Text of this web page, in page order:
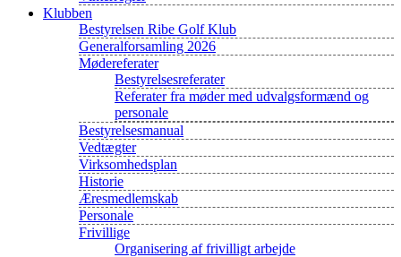
Klubben
Bestyrelsen Ribe Golf Klub
Generalforsamling 2026
Mødereferater
Bestyrelsesreferater
Referater fra møder med udvalgsformænd og
personale
Bestyrelsesmanual
Vedtægter
Virksomhedsplan
Historie
Æresmedlemskab
Personale
Frivillige
Organisering af frivilligt arbejde